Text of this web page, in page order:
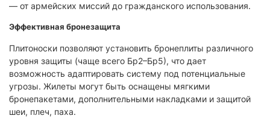
— от армейских миссий до гражданского использования.
Эффективная бронезащита
Плитоноски позволяют установить бронеплиты различного
уровня защиты (чаще всего Бр2–Бр5), что дает
возможность адаптировать систему под потенциальные
угрозы. Жилеты могут быть оснащены мягкими
бронепакетами, дополнительными накладками и защитой
шеи, плеч, паха.